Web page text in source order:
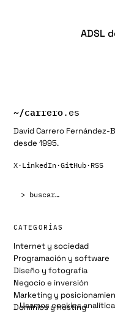
ADSL
~/carrero.es
David Carrero
desde 1995.
X· LinkedIn·GitHub· RSS
CATEGORÍAS
Internet y sociedad
Programación y software
Diseño y fotografía
Negocio e inversión
Marketing y
Dominios y hosting
Usamos cookies